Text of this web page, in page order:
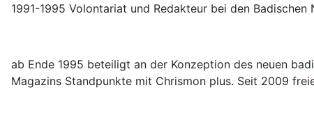
1991-­1995 Volontariat und Redakteur bei den Badischen
ab Ende 1995 beteiligt an der Konzeption des neuen
Magazins Standpunkte mit Chrismon plus. Seit 2009